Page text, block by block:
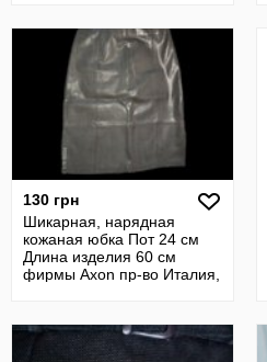
130 грн
Шикарная, нарядная
кожаная юбка Пот 24 см
Длина изделия 60 см
фирмы Axon пр-во Италия,